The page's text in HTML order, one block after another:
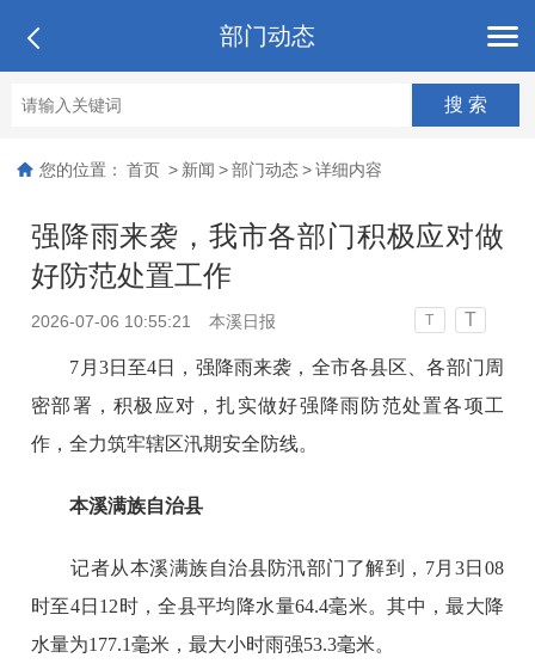
部门动态
您的位置： 首页 > 新闻 > 部门动态 > 详细内容
强降雨来袭，我市各部门积极应对做
好防范处置工作
2026-07-06 10:55:21 本溪日报 T T
7月3日至4日，强降雨来袭，全市各县区、各部门周
密部署，积极应对，扎实做好强降雨防范处置各项工
作，全力筑牢辖区汛期安全防线。
本溪满族自治县
记者从本溪满族自治县防汛部门了解到，7月3日08
时至4日12时，全县平均降水量64.4毫米。其中，最大降
水量为177.1毫米，最大小时雨强53.3毫米。